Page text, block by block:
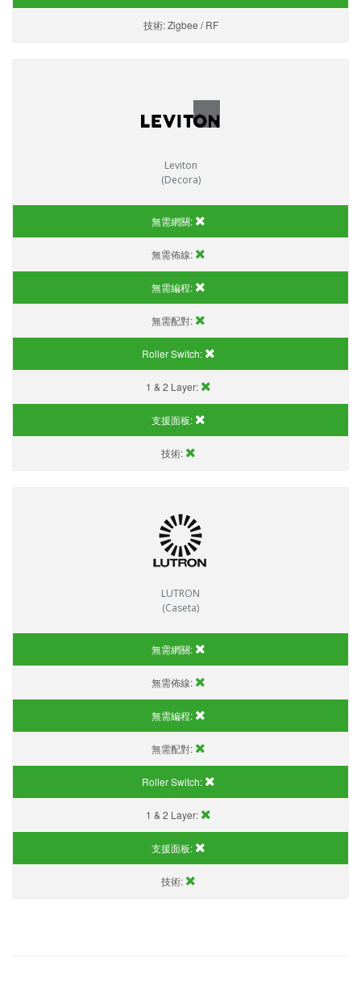
技術:Zigbee / RF
Leviton
(Decora)
無需網關:
無需佈線:
無需編程:
無需配對:
Roller Switch:
1 & 2 Layer:
支援面板:
技術:
LUTRON
(Caseta)
無需網關:
無需佈線:
無需編程:
無需配對:
Roller Switch:
1 & 2 Layer:
支援面板:
技術: